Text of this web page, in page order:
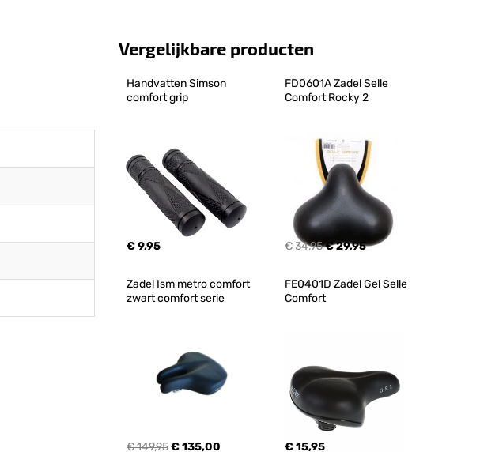
Vergelijkbare producten
Handvatten Simson
comfort grip
€ 9,95
FD0601A Zadel Selle
Comfort Rocky 2
€ 34,95€ 29,95
Zadel Ism metro comfort
zwart comfort serie
€ 149,95€ 135,00
FE0401D Zadel Gel Selle
Comfort
€ 15,95